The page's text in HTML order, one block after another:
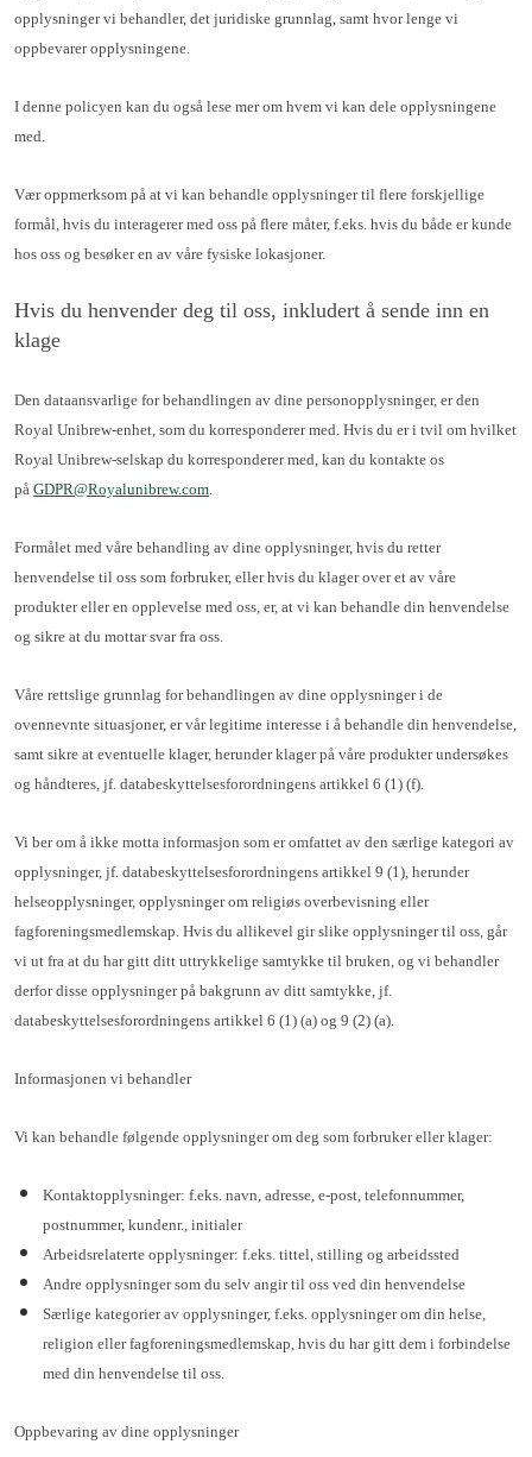
opplysninger vi behandler, det juridiske grunnlag, samt hvor lenge vi
oppbevarer opplysningene.
I denne policyen kan du også lese mer om hvem vi kan dele opplysningene
med.
Vær oppmerksom på at vi kan behandle opplysninger til flere forskjellige
formål, hvis du interagerer med oss på flere måter, f.eks. hvis du både er kunde
hos oss og besøker en av våre fysiske lokasjoner.
Hvis du henvender deg til oss, inkludert å sende inn en
klage
Den dataansvarlige for behandlingen av dine personopplysninger, er den
Royal Unibrew-enhet, som du korresponderer med. Hvis du er i tvil om hvilket
Royal Unibrew-selskap du korresponderer med, kan du kontakte os
påGDPR@Royalunibrew.com.
Formålet med våre behandling av dine opplysninger, hvis du retter
henvendelse til oss som forbruker, eller hvis du klager over et av våre
produkter eller en opplevelse med oss, er, at vi kan behandle din henvendelse
og sikre at du mottar svar fra oss.
Våre rettslige grunnlag for behandlingen av dine opplysninger i de
ovennevnte situasjoner, er vår legitime interesse i å behandle din henvendelse,
samt sikre at eventuelle klager, herunder klager på våre produkter undersøkes
og håndteres, jf. databeskyttelsesforordningens artikkel 6 (1) (f).
Vi ber om å ikke motta informasjon som er omfattet av den særlige kategori av
opplysninger, jf. databeskyttelsesforordningens artikkel 9 (1), herunder
helseopplysninger, opplysninger om religiøs overbevisning eller
fagforeningsmedlemskap. Hvis du allikevel gir slike opplysninger til oss, går
vi ut fra at du har gitt ditt uttrykkelige samtykke til bruken, og vi behandler
derfor disse opplysninger på bakgrunn av ditt samtykke, jf.
databeskyttelsesforordningens artikkel 6 (1) (a) og 9 (2) (a).
Informasjonen vi behandler
Vi kan behandle følgende opplysninger om deg som forbruker eller klager:
Kontaktopplysninger: f.eks. navn, adresse, e-post, telefonnummer,
postnummer, kundenr., initialer
Arbeidsrelaterte opplysninger: f.eks. tittel, stilling og arbeidssted
Andre opplysninger som du selv angir til oss ved din henvendelse
Særlige kategorier av opplysninger, f.eks. opplysninger om din helse,
religion eller fagforeningsmedlemskap, hvis du har gitt dem i forbindelse
med din henvendelse til oss.
Oppbevaring av dine opplysninger